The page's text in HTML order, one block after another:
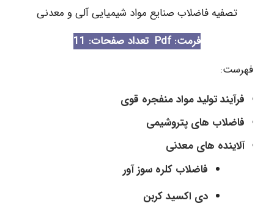
تصفیه فاضلاب صنایع مواد شیمیایی آلی و معدنی
فرمت: Pdf
تعداد صفحات: 11
فهرست:
فرآیند تولید مواد منفجره قوی
فاضلاب های پتروشیمی
آلاینده های معدنی
فاضلاب کلره سوز آور
دی اکسید کربن